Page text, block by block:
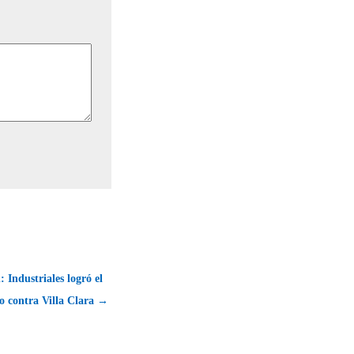
Industriales logró el
contra Villa Clara →